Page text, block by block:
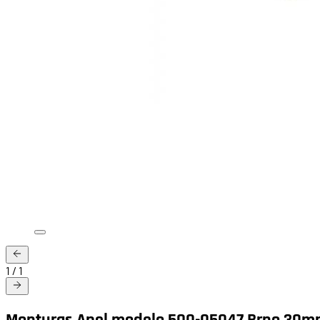
1 / 1